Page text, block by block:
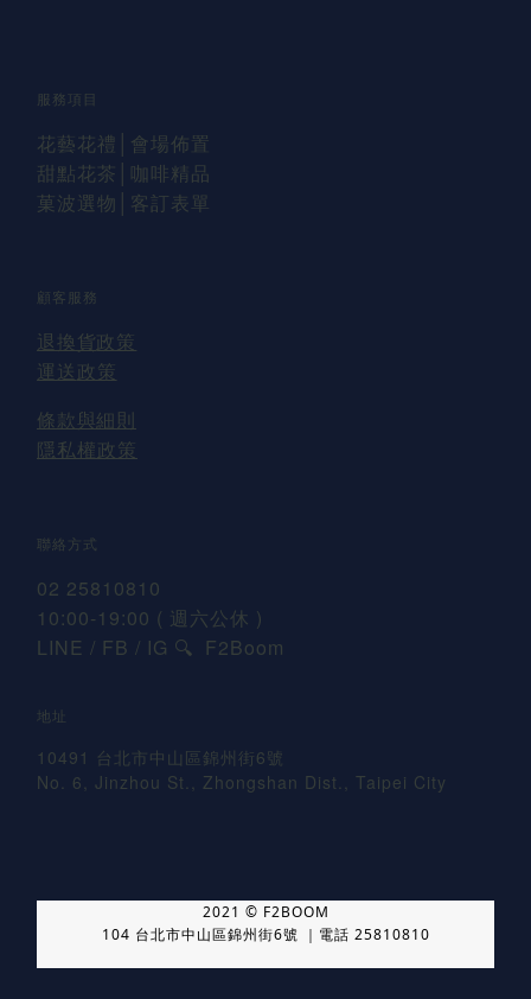
服務項目
花藝花禮
│會場佈置
甜點花茶│咖啡精品
菓波選物
客訂表單
顧客服務
退換貨政策
運送 政策
條款與細則
隱私權政策
聯絡方式
02 25810810
10:00-19:00 ( 週六公休 )
LINE / FB / IG 🔍 F2Boom
地址
10491 台北市中山區錦州街6號
No. 6, Jinzhou St., Zhongshan Dist., Taipei City
2021 © F2BOOM
104 台北市中山區錦州街6號 ｜電話 25810810